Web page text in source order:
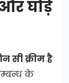
घोड़े
सी क्रीम है
के